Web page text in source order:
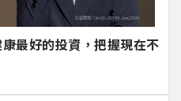
最好的投資，把握現在不